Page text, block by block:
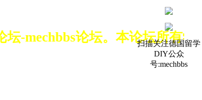
-mechbbs论坛。本论坛所有学
扫描关注德国留学
DIY公众
号:mechbbs